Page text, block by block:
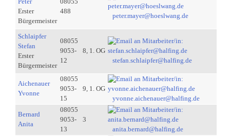
Erster
Bürgermeister
488
peter.mayer@hoeslwang.de
Schlaipfer
Stefan
Erster
Bürgermeister
08055
9053-
12
8, 1. OG
stefan.schlaipfer@halfing.de
Aichenauer
Yvonne
08055
9053-
15
9, 1. OG
yvonne.aichenauer@halfing.de
Bernard
Anita
08055
9053-
13
3
anita.bernard@halfing.de